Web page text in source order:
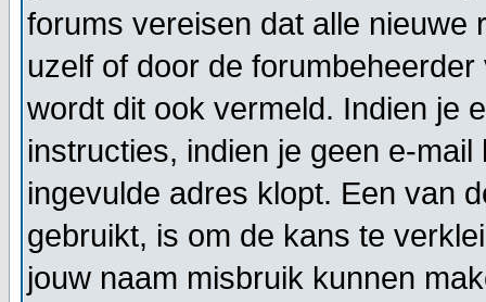
forums vereisen dat alle nieuwe
uzelf of door de
wordt dit ook vermeld. Indien je
instructies, indien je geen e-
ingevulde adres klopt. Een van
gebruikt, is om de kans te
jouw naam misbruik kunnen